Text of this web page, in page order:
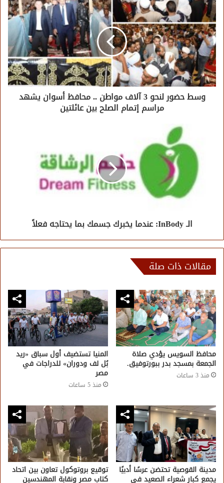
وسط حضور لنحو 3 آلاف مواطن .. محافظ أسوان يشهد
مراسم إتمام الصلح بين عائلتين
الـ InBody: عندما يخبرك جسمك بما يحتاجه فعلاً
مقالات ذات صلة
محافظ السويس يؤدي صلاة
الجمعة بمسجد بدر ببورتوفيق.
منذ 3 ساعات
المنيا تستضيف أول سباق «ريد
بُل لف ودوران» للدراجات في
مصر
منذ 5 ساعات
مدينة القوصية تحتضن عرسًا أدبيًا
يجمع كبار شعراء الصعيد في
توقيع بروتوكول تعاون بين اتحاد
كتاب مصر ونقابة المهندسين